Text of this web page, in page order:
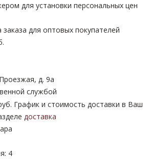
для установки персональных цен
для оптовых покупателей
д. 9а
службой
График и стоимость доставки в Ваш
доставка
4